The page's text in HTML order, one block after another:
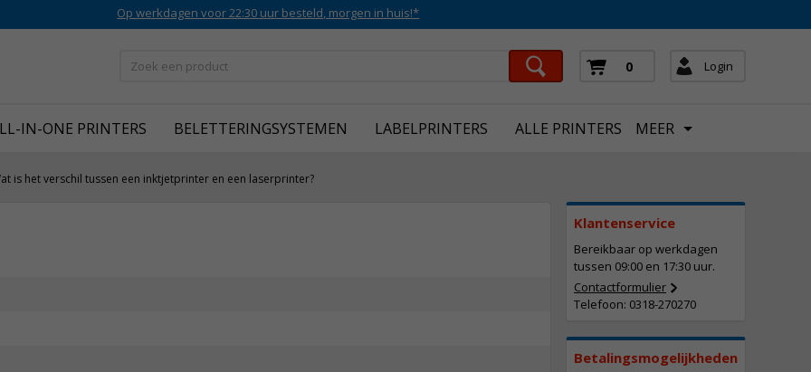
Op werkdagen voor 22:30 uur besteld, morgen in huis!*
0 Login
IN-ONE PRINTERS BELETTERINGSYSTEMEN LABELPRINTERS ALLE PRINTERS MEER
is het verschil tussen een inktjetprinter en een laserprinter?
Klantenservice
Bereikbaar op werkdagen
tussen 09:00 en 17:30 uur.
Contactformulier
Telefoon: 0318-270270
Betalingsmogelijkheden